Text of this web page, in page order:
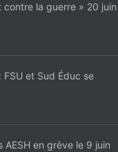
contre la guerre » 20 juin
et Sud Éduc se
en grève le 9 juin